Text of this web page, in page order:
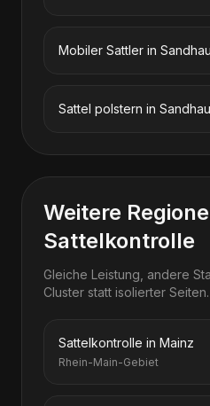
Mobiler Sattler in
Sattel polstern in
Weitere
Sattelkontrolle
Gleiche Leistung, andere
Cluster statt isolierter Seiten.
Sattelkontrolle in Mainz
Rhein-Main-Gebiet